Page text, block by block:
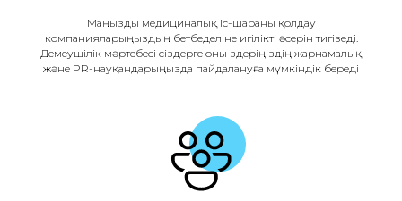
Маңызды медициналық іс-шараны қолдау
компанияларыңыздың бетбеделіне игілікті әсерін тигізеді.
Демеушілік мәртебесі сіздерге оны өздеріңіздің жарнамалық
және PR-науқандарыңызда пайдалануға мүмкіндік береді